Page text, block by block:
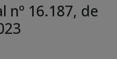
nº 16.187, de